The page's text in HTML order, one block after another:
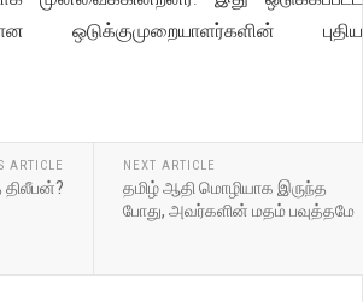
ஒடுக்குமுறையாளர்களின் புதிய
ARTICLE NEXT ARTICLE
தமிழ் ஆதி மொழியாக இருந்த
போது, அவர்களின் மதம் பவுத்தமே